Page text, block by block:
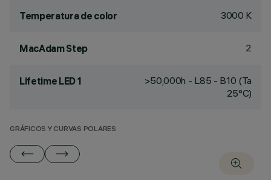
Temperatura de color 3000 K
MacAdam Step 2
Lifetime LED 1
>50,000h - L85 - B10 (Ta
25°C)
GRÁFICOS Y CURVAS POLARES